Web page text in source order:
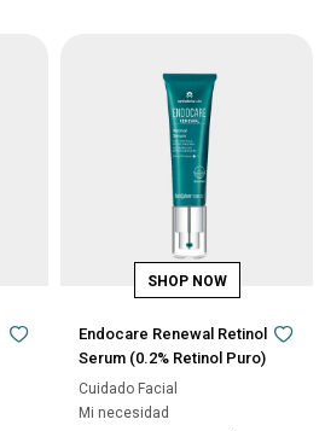
Endocare Renewal Retinol
Serum (0.2% Retinol Puro)
Cuidado Facial
Mi necesidad